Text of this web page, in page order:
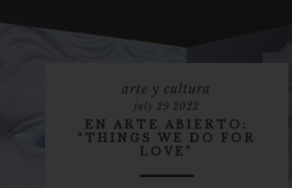
arte y cultura
july 29 2022
EN ARTE ABIERTO:
“THINGS WE DO FOR
LOVE”